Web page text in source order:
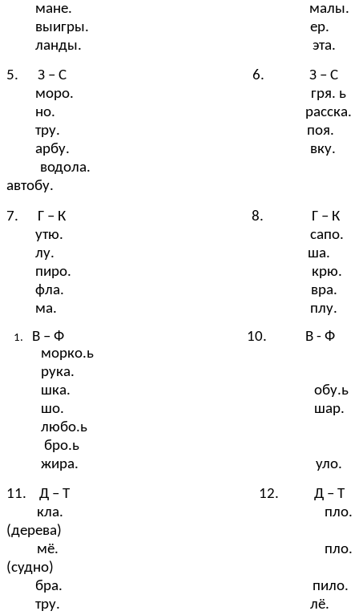
мане. малы.
выигры. ер.
ланды. эта.
5. З – С 6. З – С
моро. гря. ь
но. расска.
тру. поя.
арбу. вку.
водола.
автобу.
7. Г – К 8. Г – К
утю. сапо.
лу. ша.
пиро. крю.
фла. вра.
ма. плу.
В – Ф 10. В - Ф
морко.ь
рука.
шка. обу.ь
шо. шар.
любо.ь
бро.ь
жира. уло.
11. Д – Т 12. Д – Т
кла. пло.
(дерева)
мё. пло.
(судно)
бра. пило.
тру. лё.